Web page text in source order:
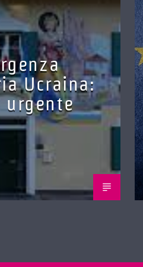
Ucraina:
urgente